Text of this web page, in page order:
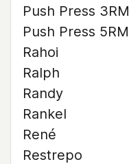
Push Press 3RM
Push Press 5RM
Rahoi
Ralph
Randy
Rankel
René
Restrepo